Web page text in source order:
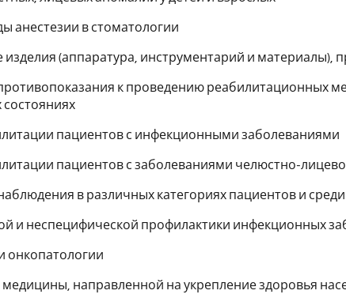
анестезии в стоматологии
(аппаратура, инструментарий и материалы),
к проведению реабилитационных
состояниях
пациентов с инфекционными заболеваниями
пациентов с заболеваниями челюстно-
в различных категориях пациентов и
и неспецифической профилактики инфекционных
онкопатологии
направленной на укрепление здоровья